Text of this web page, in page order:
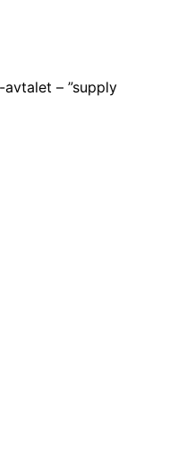
– ”supply